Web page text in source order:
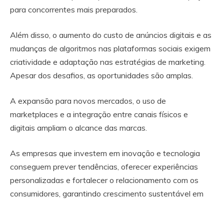
para concorrentes mais preparados.
Além disso, o aumento do custo de anúncios digitais e as
mudanças de algoritmos nas plataformas sociais exigem
criatividade e adaptação nas estratégias de marketing.
Apesar dos desafios, as oportunidades são amplas.
A expansão para novos mercados, o uso de
marketplaces e a integração entre canais físicos e
digitais ampliam o alcance das marcas.
As empresas que investem em inovação e tecnologia
conseguem prever tendências, oferecer experiências
personalizadas e fortalecer o relacionamento com os
consumidores, garantindo crescimento sustentável em